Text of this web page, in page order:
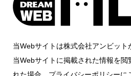
当Webサイトは株式会社アンビット
当Webサイトに掲載された情報を閲